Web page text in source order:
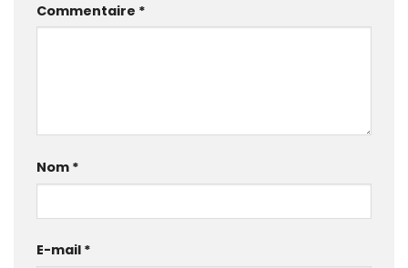
Commentaire *
Nom *
E-mail *